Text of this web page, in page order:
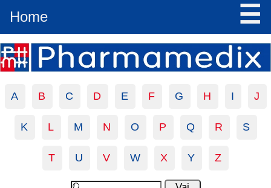
Home ☰
A B C D E F G H I J
K L M N O P Q R S
T U V W X Y Z